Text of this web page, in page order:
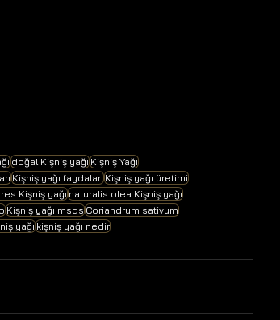
doğal Kişniş yağıKişniş Yağı
Kişniş yağı faydalarıKişniş yağı üretimi
Kişniş yağınaturalis olea Kişniş yağı
Kişniş yağı msdsCoriandrum sativum
yağıkişniş yağı nedir